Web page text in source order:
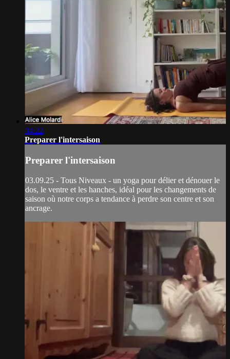
34:22
Preparer l'intersaison
Preparer l'intersaison
03.09.25 - Tous Niveaux - un yoga pour délier et dénouer le
dos, le ventre et les hanches, idéal pour les changements de
saison où notre corps a tendance à perdre son centre et son
ancrage.